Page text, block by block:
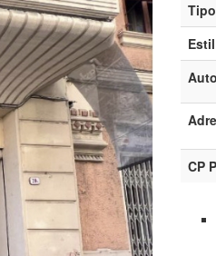
Estil
CP